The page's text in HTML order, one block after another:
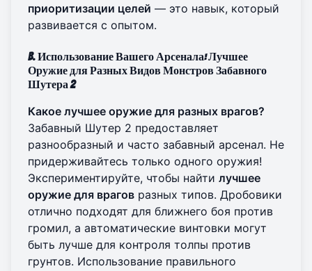
приоритизации целей — это навык, который
развивается с опытом.
B. Использование Вашего Арсенала: Лучшее
Оружие для Разных Видов Монстров Забавного
Шутера 2
Какое лучшее оружие для разных врагов?
Забавный Шутер 2 предоставляет
разнообразный и часто забавный арсенал. Не
придерживайтесь только одного оружия!
Экспериментируйте, чтобы найти лучшее
оружие для врагов разных типов. Дробовики
отлично подходят для ближнего боя против
громил, а автоматические винтовки могут
быть лучше для контроля толпы против
грунтов. Использование правильного